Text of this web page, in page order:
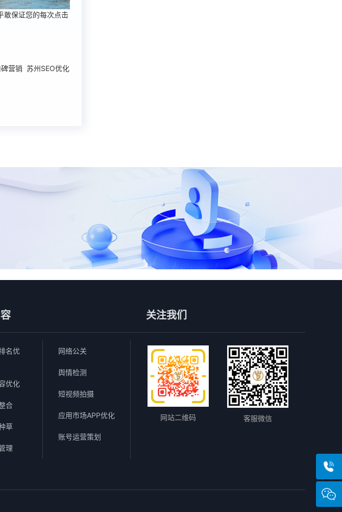
敢保证您的每次点击
营销 苏州SEO优化
名优
优化
合
草
理
网络公关
舆情检测
短视频拍摄
应用市场APP优化
账号运营策划
关注我们
网站二维码 客服微信